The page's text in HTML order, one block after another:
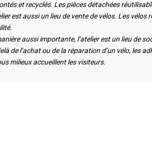
et recyclés. Les pièces détachées
est aussi un lieu de vente de vélos. Les
aussi importante, l’atelier est un lieu de
de l’achat ou de la réparation d’un vélo, les
milieux accueillent les visiteurs.